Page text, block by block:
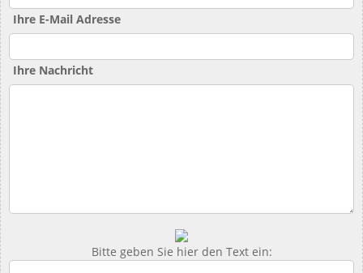
Ihre E-Mail Adresse
Ihre Nachricht
Bitte geben Sie hier den Text ein: